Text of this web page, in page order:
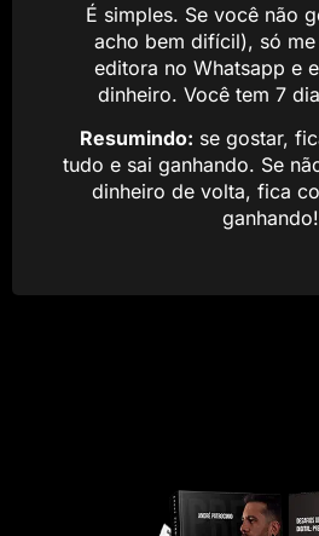
É simples. Se você não
acho bem difícil), só me
editora no Whatsapp e
dinheiro. Você tem 7
Resumindo: se gostar,
tudo e sai ganhando. Se
dinheiro de volta, fica
ganhando!